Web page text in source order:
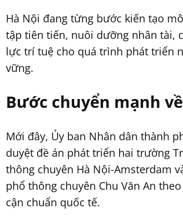
Hà Nội đang từng bước kiến tạo
tập tiên tiến, nuôi dưỡng nhân tài,
lực trí tuệ cho quá trình phát triển
vững.
Bước chuyển mạnh
Mới đây, Ủy ban Nhân dân thành
duyệt đề án phát triển hai trường
thông chuyên Hà Nội-Amsterdam
phổ thông chuyên Chu Văn An
cận chuẩn quốc tế.